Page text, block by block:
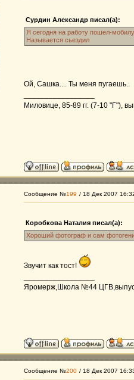
Сурдин Александр писал(а):
Я сегодня на работу пошел-
Называется сьездил
Ой, Сашка.... Ты меня пугаешь..
Миловице, 85-89 гг. (7-10 "Г"),
Сообщение №199 / 18 Дек 2007
Коробкова Наталия писал(а):
Хороший фотограф и сам
Звучит как тост!
Яромерж,Школа №44
Сообщение №200 / 18 Дек 2007